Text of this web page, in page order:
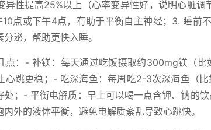
异性提高25%以上（心率变异性好，说明心脏
点或下午4点，有助于平衡自主神经；3. 睡前
泌，帮助更快入睡。
点：- 补镁：每天通过吃饭摄取约300mg镁（
心跳更稳；- 吃深海鱼：每周吃2-3次深海鱼（
处；- 平衡电解质：早上可以喝一点含钾、钠的
外的液体平衡，避免电解质紊乱导致心跳快。